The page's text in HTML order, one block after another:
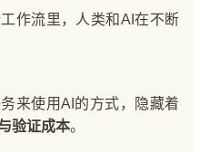
作流里，人类和AI在不断
来使用AI的方式，隐藏着
验证成本。